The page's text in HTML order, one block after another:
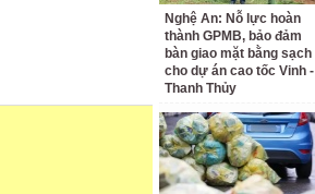
Nghệ An: Nỗ lực hoàn
thành GPMB, bảo đảm
bàn giao mặt bằng sạch
cho dự án cao tốc Vinh -
Thanh Thủy